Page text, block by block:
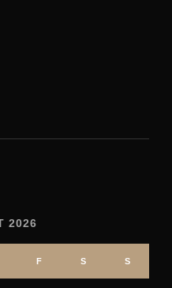
2026
F S S